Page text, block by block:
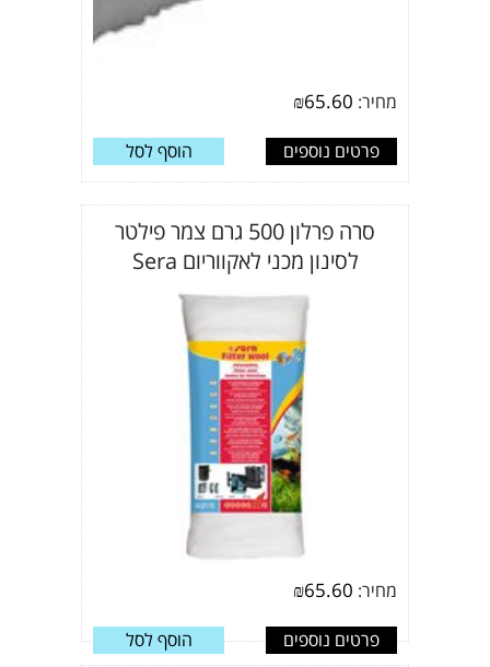
מחיר: ₪65.60
פרטים נוספים הוסף לסל
סרה פרלון 500 גרם צמר פילטר
לסינון מכני לאקווריום Sera
מחיר: ₪65.60
פרטים נוספים הוסף לסל